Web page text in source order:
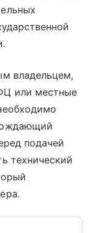
владельцем,
или местные
подачей
технический